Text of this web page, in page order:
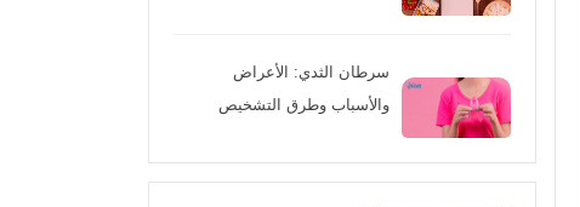
سرطان الثدي: الأعراض
والأسباب وطرق التشخيص